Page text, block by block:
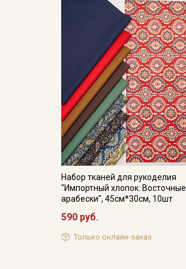
Набор тканей для рукоделия
"Импортный хлопок: Восточные
арабески", 45см*30см, 10шт
590 руб.
Только онлайн-заказ